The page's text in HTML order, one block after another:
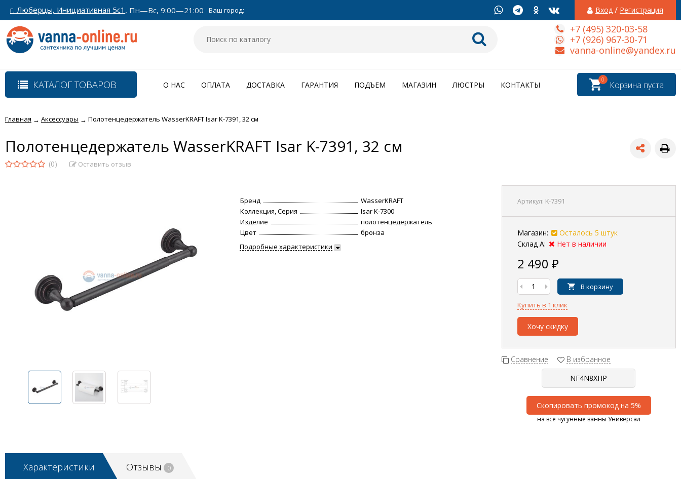
г. Люберцы, Инициативная 5с1 , Пн—Вс, 9:00—21:00 Ваш город: Вход / Регистрация
+7 (495) 320-03-58
+7 (926) 967-30-71
vanna-online@yandex.ru
КАТАЛОГ ТОВАРОВ Корзина пуста
0
О НАС ОПЛАТА ДОСТАВКА ГАРАНТИЯ ПОДЪЕМ МАГАЗИН ЛЮСТРЫ КОНТАКТЫ
Главная → Аксессуары → Полотенцедержатель WasserKRAFT Isar K-7391, 32 см
Полотенцедержатель WasserKRAFT Isar K-7391, 32 см
(0) Оставить отзыв
Артикул: K-7391
Магазин:
Осталось 5 штук
Склад А:
Нет в наличии
2 490 ₽
В корзину
Купить в 1 клик
Хочу скидку
Сравнение В избранное
Скопировать промокод на 5%
на все чугунные ванны Универсал
Бренд
WasserKRAFT
Коллекция, Серия
Isar K-7300
Изделие
полотенцедержатель
Цвет
бронза
Подробные характеристики
Характеристики Отзывы 0